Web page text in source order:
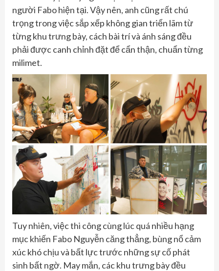
người Fabo hiện tại. Vậy nên, anh cũng rất chú
trọng trong việc sắp xếp không gian triển lãm từ
từng khu trưng bày, cách bài trí và ánh sáng đều
phải được canh chỉnh đặt để cẩn thận, chuẩn từng
milimet.
Tuy nhiên, việc thi công cùng lúc quá nhiều hạng
mục khiến Fabo Nguyễn căng thẳng, bùng nổ cảm
xúc khó chịu và bất lực trước những sự cố phát
sinh bất ngờ. May mắn, các khu trưng bày đều